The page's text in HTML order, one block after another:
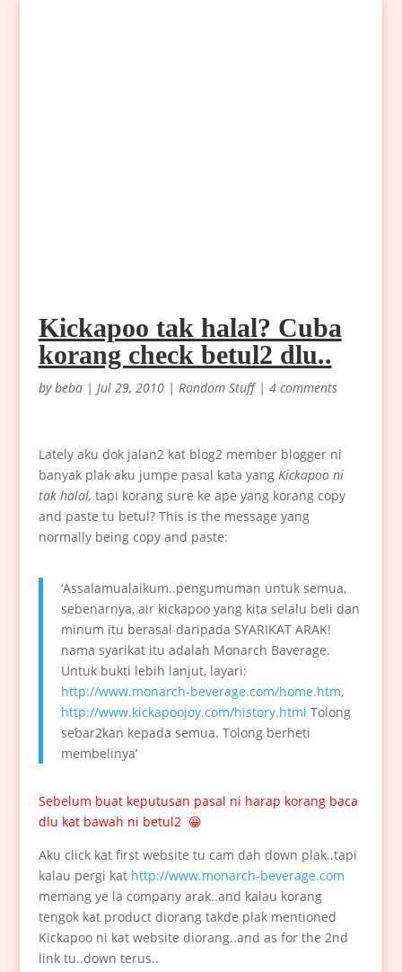
Kickapoo tak halal? Cuba
korang check betul2 dlu..
bybeba| Jul 29, 2010| Random Stuff| 4 comments
Lately aku dok jalan2 kat blog2 member blogger ni
banyak plak aku jumpe pasal kata yang Kickapoo ni
tak halal, tapi korang sure ke ape yang korang copy
and paste tu betul? This is the message yang
normally being copy and paste:
‘Assalamualaikum..pengumuman untuk semua,
sebenarnya, air kickapoo yang kita selalu beli dan
minum itu berasal daripada SYARIKAT ARAK!
nama syarikat itu adalah Monarch Baverage.
Untuk bukti lebih lanjut, layari:
http://www.monarch-beverage.com/home.htm,
http://www.kickapoojoy.com/history.html Tolong
sebar2kan kepada semua. Tolong berheti
membelinya’
Sebelum buat keputusan pasal ni harap korang baca
dlu kat bawah ni betul2 😀
Aku click kat first website tu cam dah down plak..tapi
kalau pergi kat http://www.monarch-beverage.com
memang ye la company arak..and kalau korang
tengok kat product diorang takde plak mentioned
Kickapoo ni kat website diorang..and as for the 2nd
link tu..down terus..